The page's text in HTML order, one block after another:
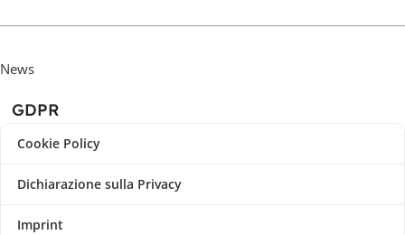
News
GDPR
Cookie Policy
Dichiarazione sulla Privacy
Imprint